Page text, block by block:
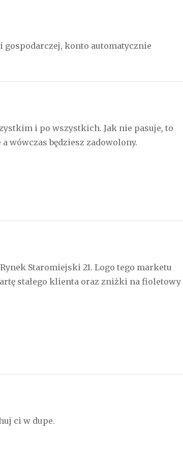
gospodarczej, konto automatycznie
i po wszystkich. Jak nie pasuje, to
wówczas będziesz zadowolony.
Staromiejski 21. Logo tego marketu
stałego klienta oraz zniżki na fioletowy
ci w dupe.